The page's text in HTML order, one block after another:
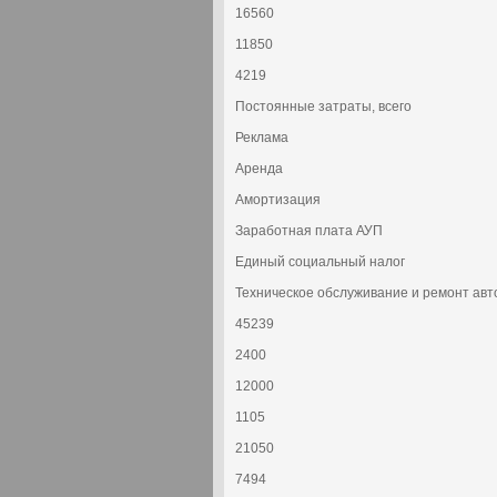
16560
11850
4219
Постоянные затраты, всего
Реклама
Аренда
Амортизация
Заработная плата АУП
Единый социальный налог
Техническое обслуживание и ремонт
45239
2400
12000
1105
21050
7494